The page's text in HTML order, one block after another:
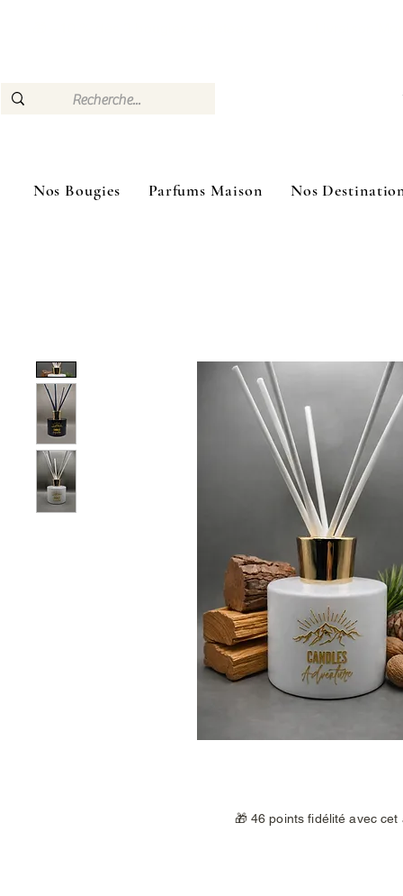
Nos Bougies Parfums Maison Nos
🎁 46 points fidélité avec cet